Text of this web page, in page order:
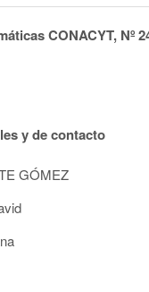
CONACYT, Nº
y de contacto
GÓMEZ